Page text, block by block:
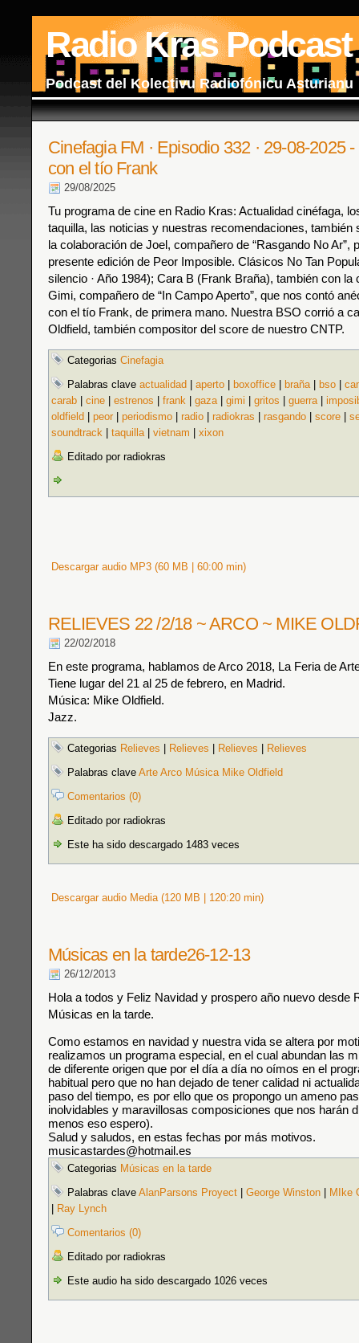
Radio Kras Podcast
Podcast del Kolectivu Radiofónicu Asturianu
Cinefagia FM · Episodio 332 · 29-08-2025
con el tío Frank
29/08/2025
Tu programa de cine en Radio Kras: Actualidad cinéfaga,
taquilla, las noticias y nuestras recomendaciones, también
la colaboración de Joel, compañero de “Rasgando No Ar”,
presente edición de Peor Imposible. Clásicos No Tan
silencio · Año 1984); Cara B (Frank Braña), también con la
Gimi, compañero de “In Campo Aperto”, que nos contó
con el tío Frank, de primera mano. Nuestra BSO corrió a
Oldfield, también compositor del score de nuestro CNTP.
Categorias Cinefagia
Palabras clave actualidad aperto boxoffice braña| bso
carab
cine estrenos frank gaza| gimi gritos guerra|
oldfield
peor periodismo radio radiokras rasgando score
soundtrack
taquilla| vietnam
xixon
Editado por radiokras
Descargar audio MP3 (60 MB | 60:00 min)
RELIEVES 22 /2/18 ~ ARCO ~ MIKE
22/02/2018
En este programa, hablamos de Arco 2018, La Feria de
Tiene lugar del 21 al 25 de febrero, en Madrid.
Música: Mike Oldfield.
Jazz.
Categorias Relieves Relieves Relieves
Relieves
Palabras clave Arte Arco Música Mike Oldfield
Comentarios (0)
Editado por radiokras
Este ha sido descargado 1483 veces
Descargar audio Media (120 MB | 120:20 min)
Músicas en la tarde26-12-13
26/12/2013
Hola a todos y Feliz Navidad y prospero año nuevo desde
Músicas en la tarde.
Como estamos en navidad y nuestra vida se altera por
realizamos un programa especial, en el cual abundan las
de diferente origen que por el día a día no oímos en el
habitual pero que no han dejado de tener calidad ni
paso del tiempo, es por ello que os propongo un ameno
inolvidables y maravillosas composiciones que nos harán
menos eso espero).
Salud y saludos, en estas fechas por más motivos.
musicastardes@hotmail.es
Categorias Músicas en la tarde
Palabras clave AlanParsons Proyect George Winston
MIke
Ray Lynch
Comentarios (0)
Editado por radiokras
Este audio ha sido descargado 1026 veces